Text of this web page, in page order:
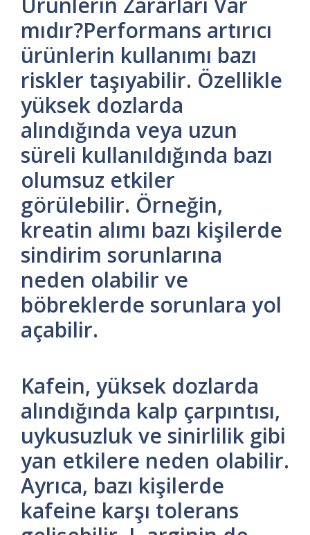
mıdır?Performans artırıcı
ürünlerin kullanımı bazı
riskler taşıyabilir. Özellikle
yüksek dozlarda
alındığında veya uzun
süreli kullanıldığında bazı
olumsuz etkiler
görülebilir. Örneğin,
kreatin alımı bazı kişilerde
sindirim sorunlarına
neden olabilir ve
böbreklerde sorunlara yol
açabilir.
Kafein, yüksek dozlarda
alındığında kalp çarpıntısı,
uykusuzluk ve sinirlilik gibi
yan etkilere neden olabilir.
Ayrıca, bazı kişilerde
kafeine karşı tolerans